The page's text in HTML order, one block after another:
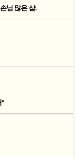
님 많은 샵.